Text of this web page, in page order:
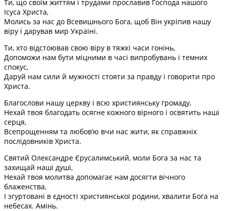
Ти, що своїм життям і трудами прославив Господа нашого
Ісуса Христа,
Молись за нас до Всевишнього Бога, щоб Він укріпив нашу
віру і дарував мир Україні.
Ти, хто відстоював свою віру в тяжкі часи гонінь,
Допоможи нам бути міцними в часі випробувань і темних
спокус,
Даруй нам сили й мужності стояти за правду і говорити про
Христа.
Благослови нашу церкву і всю християнську громаду,
Нехай твоя благодать осягне кожного вірного і освятить наші
серця,
Всепрощенням та любов’ю вчи нас жити, як справжніх
послідовників Христа.
Святий Олександре Єрусалимський, моли Бога за нас та
захищай наші душі,
Нехай твоя молитва допомагає нам досягти вічного
блаженства,
І згуртовані в єдності християнської родини, хвалити Бога на
небесах. Амінь.